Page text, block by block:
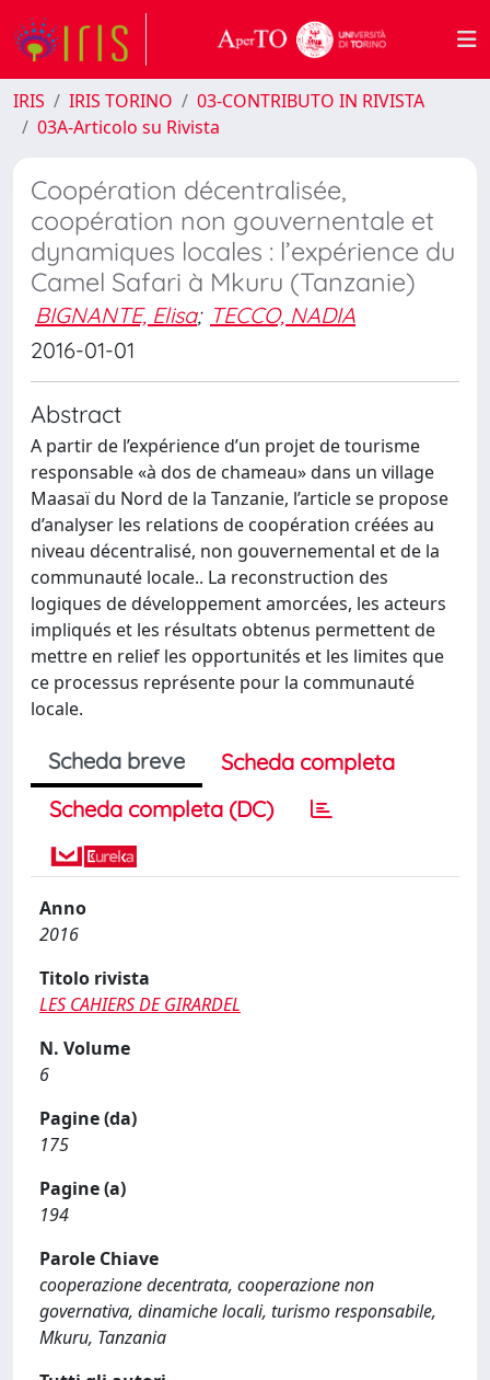
IRIS IRIS TORINO
03-CONTRIBUTO IN RIVISTA
03A-Articolo su Rivista
Coopération décentralisée,
coopération non gouvernentale et
dynamiques locales : l’expérience du
Camel Safari à Mkuru (Tanzanie)
BIGNANTE, Elisa; TECCO, NADIA
2016-01-01
Abstract
A partir de l’expérience d’un projet de tourisme
responsable «à dos de chameau» dans un village
Maasaï du Nord de la Tanzanie, l’article se propose
d’analyser les relations de coopération créées au
niveau décentralisé, non gouvernemental et de la
communauté locale.. La reconstruction des
logiques de développement amorcées, les acteurs
impliqués et les résultats obtenus permettent de
mettre en relief les opportunités et les limites que
ce processus représente pour la communauté
locale.
Scheda breve
Scheda completa
Scheda completa (DC)
Anno
2016
Titolo rivista
LES CAHIERS DE GIRARDEL
N. Volume
6
Pagine (da)
175
Pagine (a)
194
Parole Chiave
cooperazione decentrata, cooperazione non
governativa, dinamiche locali, turismo responsabile,
Mkuru, Tanzania